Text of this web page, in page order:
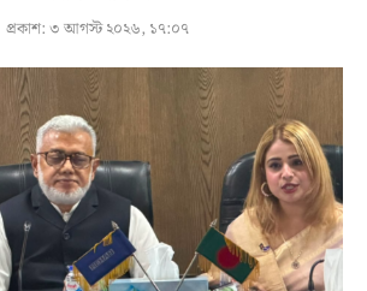
প্রকাশ:৩ আগস্ট ২০২৬, ১৭:০৭